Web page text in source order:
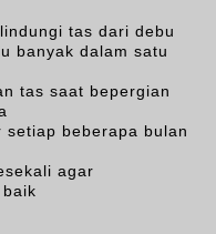
tas dari debu
banyak dalam satu
tas saat bepergian
beberapa bulan
agar